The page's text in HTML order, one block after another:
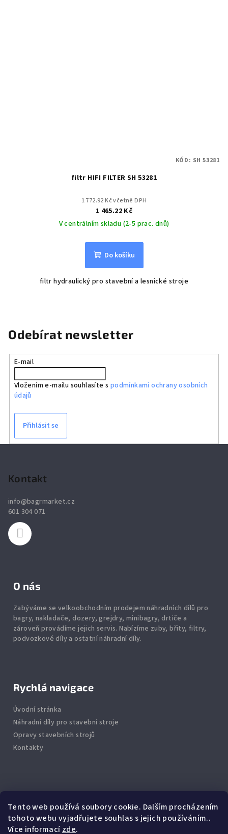
Tento web používá soubory cookie. Dalším procházením
tohoto webu vyjadřujete souhlas s jejich používáním..
Více informacízde.
filtr HIFI FILTER SH 53281
1 772.92 Kč včetně DPH
1 465.22 Kč
V centrálním skladu (2-5 prac. dnů)
Do košíku
filtr hydraulický pro stavební a lesnické stroje
KÓD: SH 53281
Odebírat newsletter
E-mail
Vložením e-mailu souhlasíte s podmínkami ochrany osobních
údajů
Přihlásit se
Kontakt
info@bagrmarket.cz
601 304 071
O nás
Zabýváme se velkoobchodním prodejem náhradních dílů pro
bagry, nakladače, dozery, grejdry, minibagry, drtiče a
zároveň provádíme jejich servis. Nabízíme zuby,břity,filtry,
podvozkové díly a ostatní náhradní díly.
Rychlá navigace
Úvodní stránka
Náhradní díly pro stavební stroje
Opravy stavebních strojů
Kontakty
Jak nakupovat